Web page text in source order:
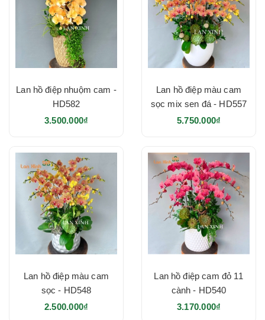
Lan hồ điệp nhuộm cam -
HD582
3.500.000₫
Lan hồ điệp màu cam
sọc mix sen đá - HD557
5.750.000₫
Lan hồ điệp màu cam
sọc - HD548
2.500.000₫
Lan hồ điệp cam đỏ 11
cành - HD540
3.170.000₫